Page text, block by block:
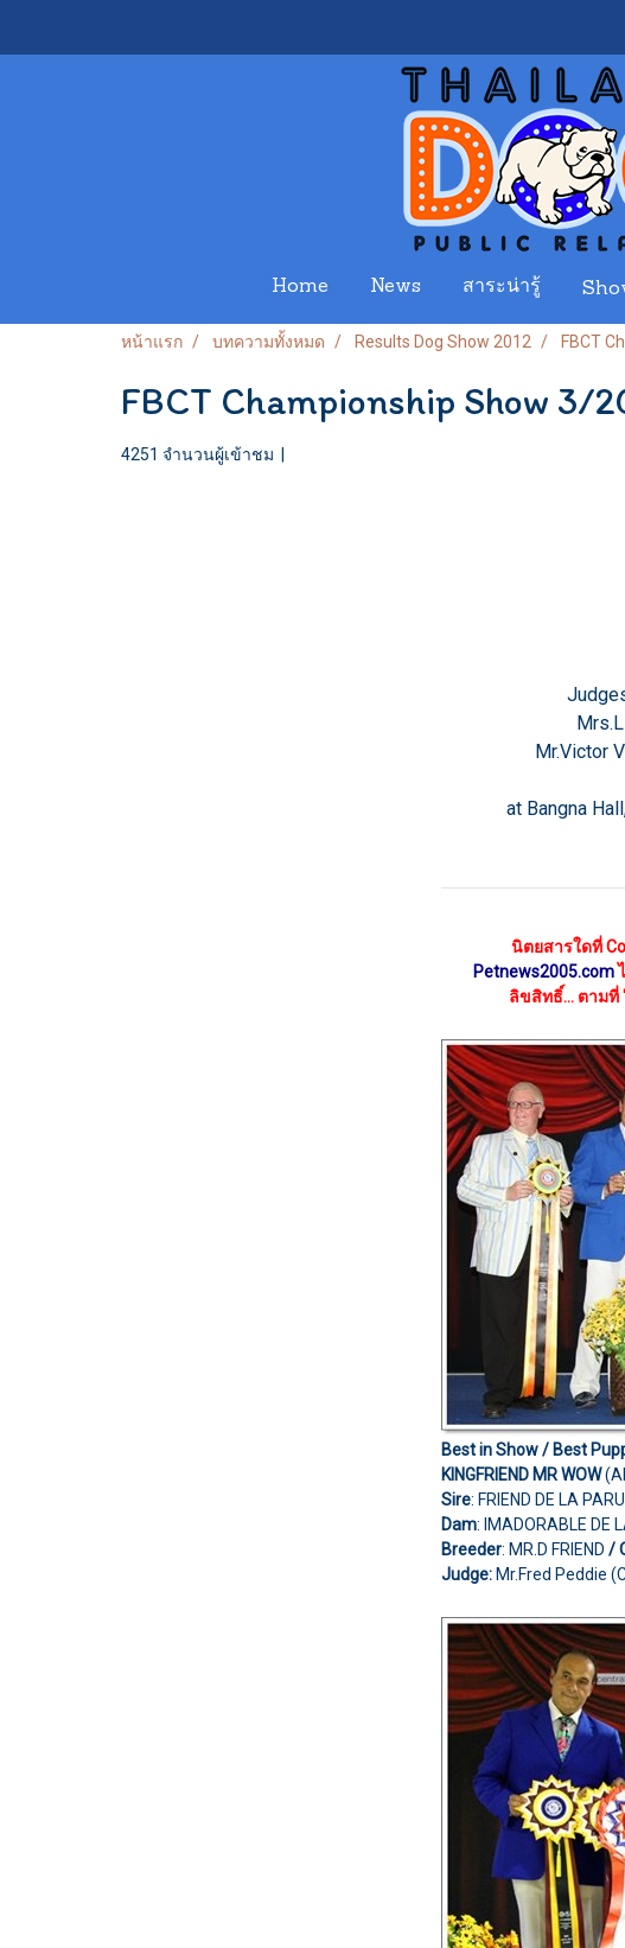
Home News สาระน่ารู้
หน้าแรก บทความทั้งหมด Results Dog Show 2012 FBCT
FBCT Championship Show 3/
4251 จำนวนผู้เข้าชม |
Mr.Victor
at Bangna
นิตยสารใดที่
Petnews2005.com
ลิขสิทธิ์... ตามที่
Best in Show / Best
KINGFRIEND MR WOW
Sire: FRIEND DE LA
Dam: IMADORABLE DE
Breeder: MR.D FRIEND /
Judge: Mr.Fred Peddie